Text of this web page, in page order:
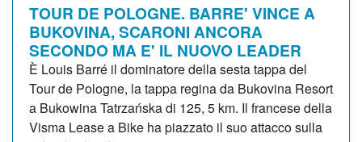
TOUR DE POLOGNE. BARRE' VINCE A
BUKOVINA, SCARONI ANCORA
SECONDO MA E' IL NUOVO LEADER
È Louis Barré il dominatore della sesta tappa del
Tour de Pologne, la tappa regina da Bukovina Resort
a Bukowina Tatrzańska di 125, 5 km. Il francese della
Visma Lease a Bike ha piazzato il suo attacco sulla